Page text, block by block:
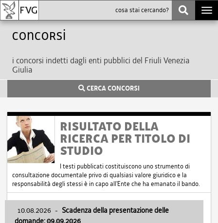
Concorsi
i concorsi indetti dagli enti pubblici del Friuli Venezia
Giulia
CERCA CONCORSI
RISULTATO DELLA
RICERCA PER TITOLO DI
STUDIO
I testi pubblicati costituiscono uno strumento di
consultazione documentale privo di qualsiasi valore giuridico e la
responsabilità degli stessi è in capo all'Ente che ha emanato il bando.
10.08.2026 - Scadenza della presentazione delle
domande: 09.09.2026